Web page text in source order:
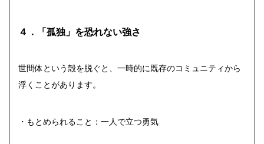
４．「孤独」を恐れない強さ
世間体という殻を脱ぐと、一時的に既存のコミュニティから
浮くことがあります。
・もとめられること：一人で立つ勇気